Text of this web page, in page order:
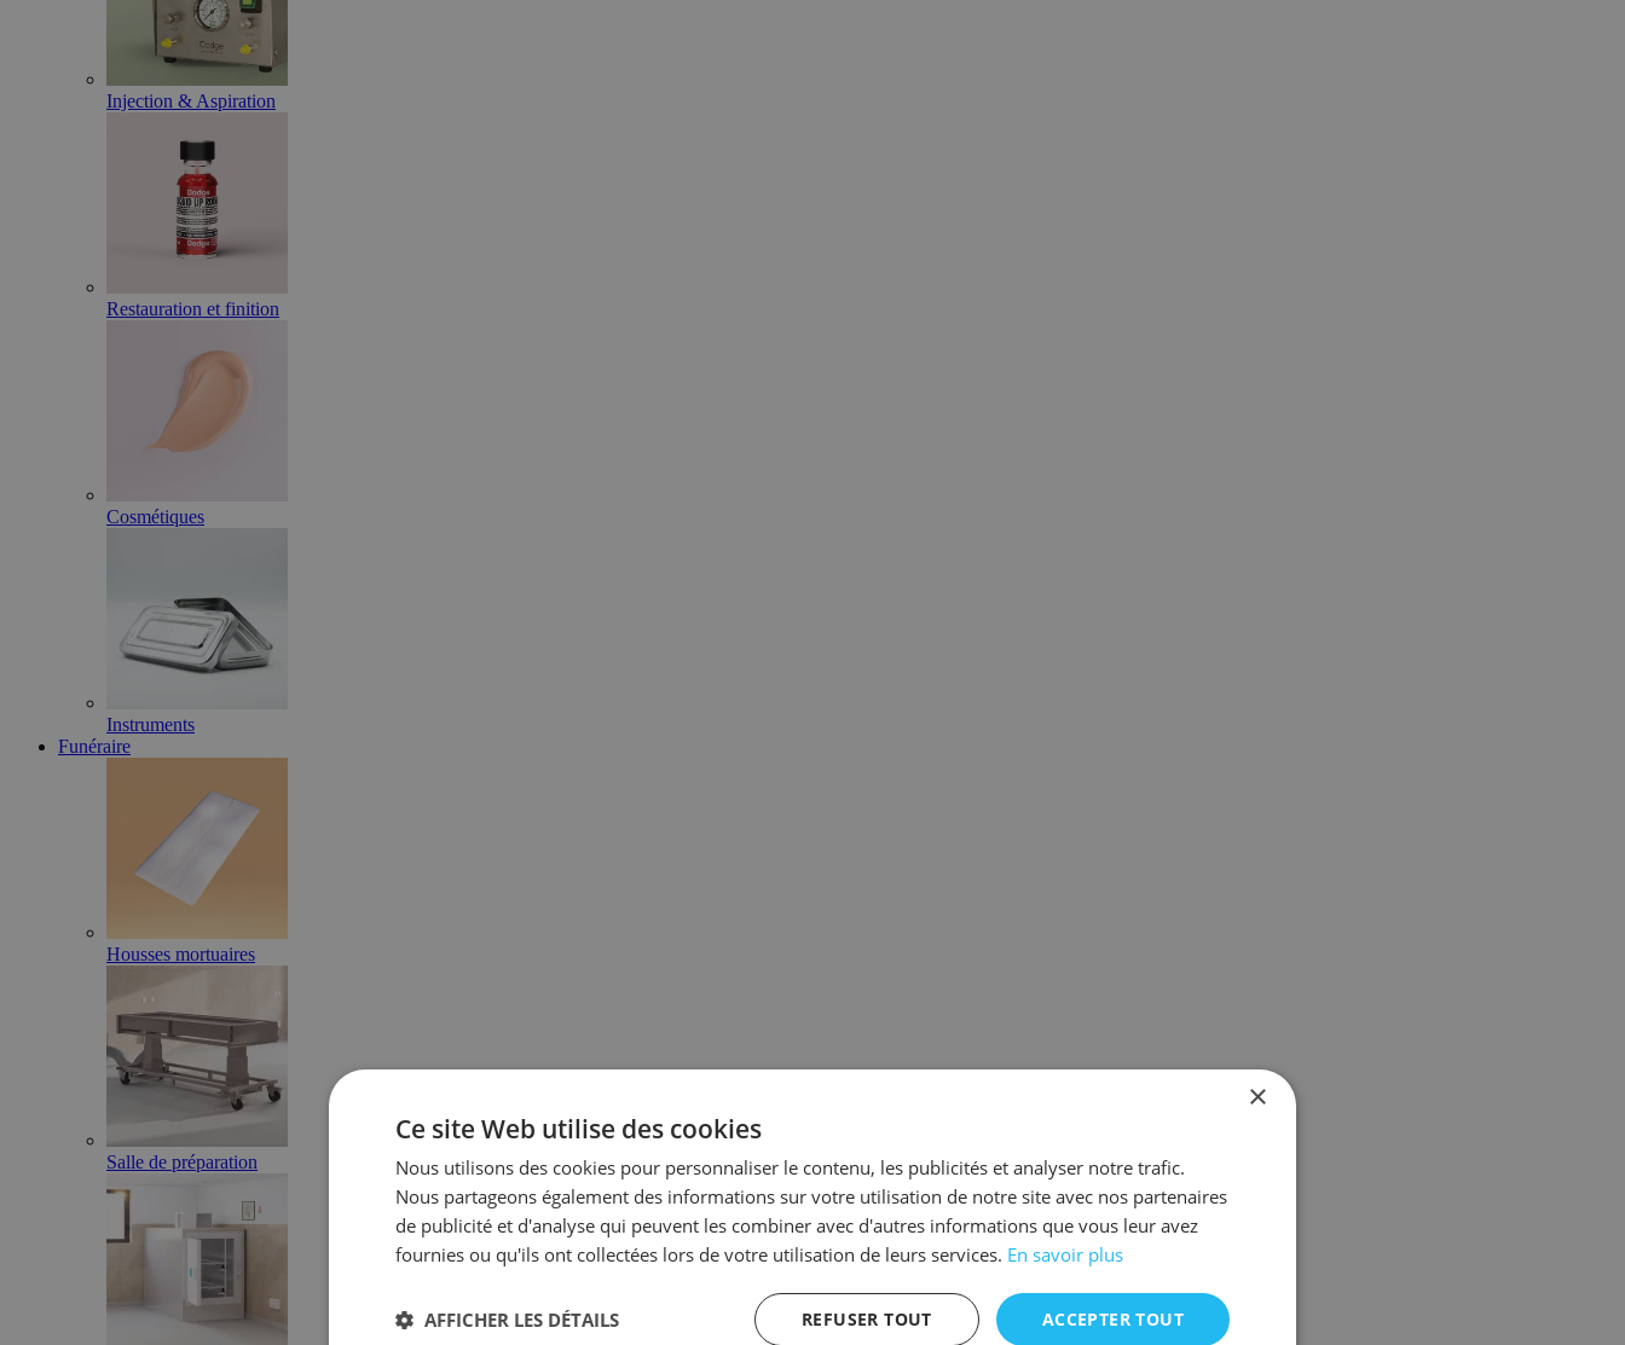
Injection & Aspiration
Restauration et finition
Cosmétiques
Instruments
Funéraire
Housses mortuaires
Salle de préparation
×
Ce site Web utilise des cookies
Nous utilisons des cookies pour personnaliser le contenu, les publicités et analyser notre trafic.
Nous partageons également des informations sur votre utilisation de notre site avec nos partenaires
de publicité et d'analyse qui peuvent les combiner avec d'autres informations que vous leur avez
fournies ou qu'ils ont collectées lors de votre utilisation de leurs services. En savoir plus
ACCEPTER TOUT
REFUSER TOUT
AFFICHER LES DÉTAILS